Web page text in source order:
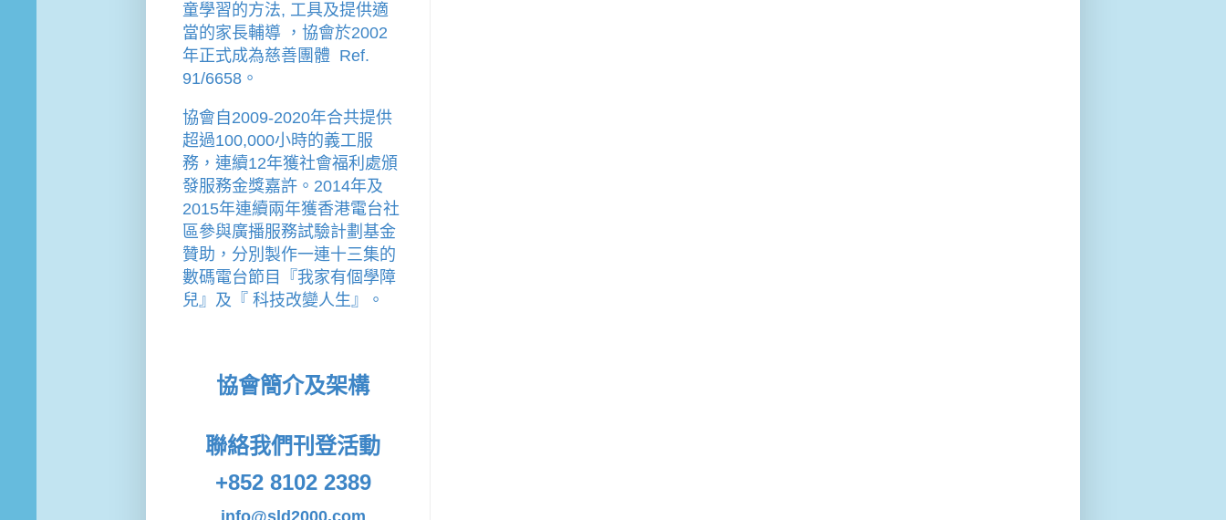
童學習的方法, 工具及提供適
當的家長輔導
， 協會於2002
年正式成為慈善團體  Ref.
91/6658。
協會 自2009-2020年合共提供
超過100,000小時的義工服
務，連續12年獲社會福利處頒
發服務金獎嘉許。 2014年及
2015年連續兩年獲香港電台社
區參與廣播服務試驗計劃基金
贊助，分別製作一連十三集的
數碼電台節目『我家有個學障
兒』及『 科技改變人生』。
協會簡介及架構
聯絡我們刊登活動
+852 8102 2389